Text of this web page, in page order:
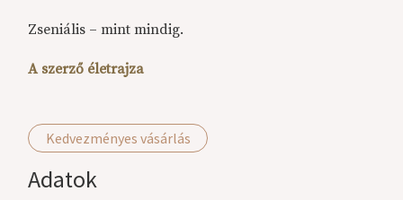
Kedvezményes vásárlás
Adatok
Zseniális – mint mindig.
A szerző életrajza